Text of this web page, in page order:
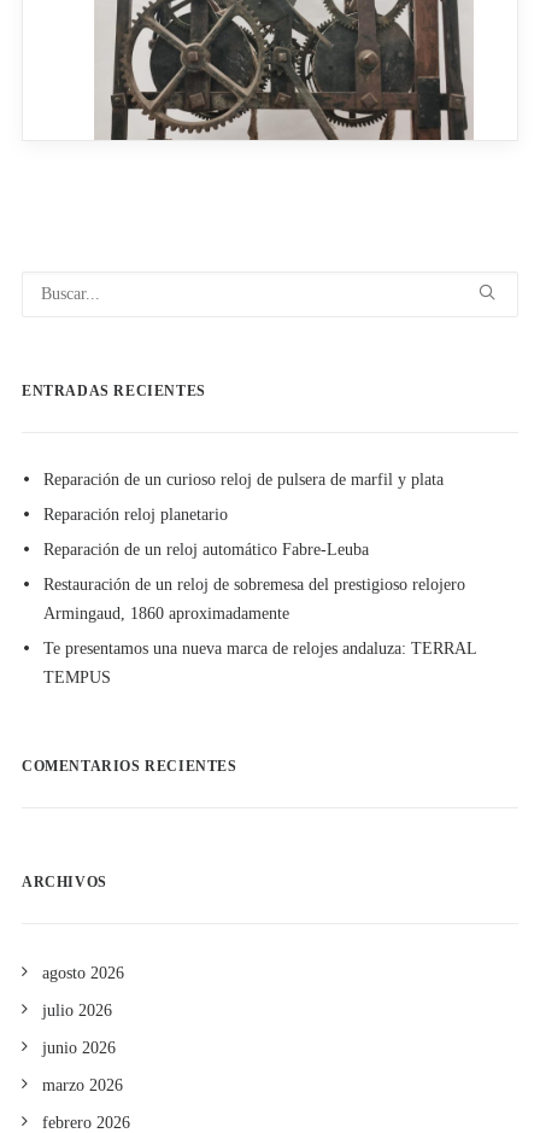
ENTRADAS RECIENTES
Reparación de un curioso reloj de pulsera de marfil y plata
Reparación reloj planetario
Reparación de un reloj automático Fabre-Leuba
Restauración de un reloj de sobremesa del prestigioso relojero
Armingaud, 1860 aproximadamente
Te presentamos una nueva marca de relojes andaluza: TERRAL
TEMPUS
COMENTARIOS RECIENTES
ARCHIVOS
agosto 2026
julio 2026
junio 2026
marzo 2026
febrero 2026